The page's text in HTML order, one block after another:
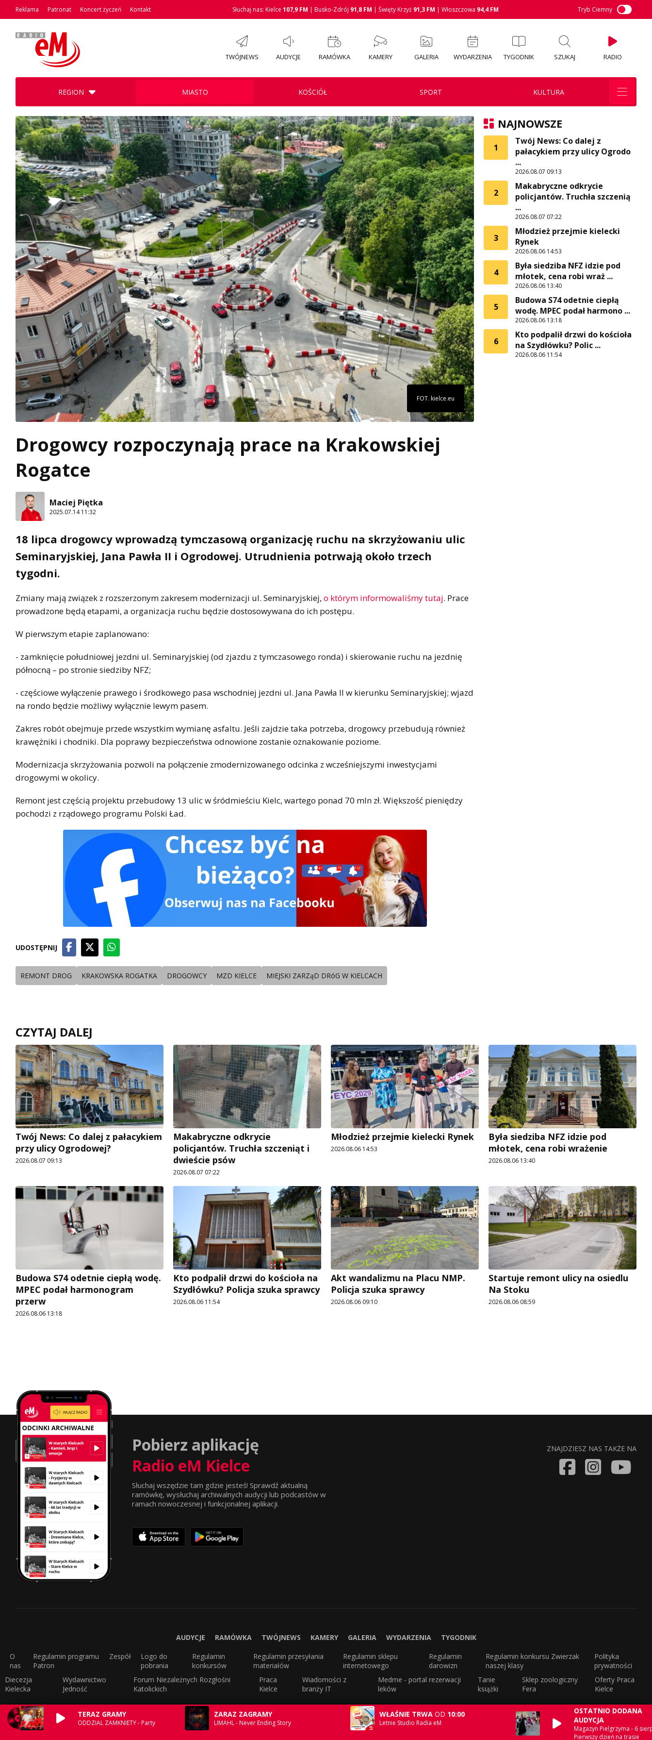
Reklama Patronat Koncert życzeń Kontakt Słuchaj nas: Kielce 107,9 FM | Busko-Zdrój 91,8 FM | Święty Krzyż 91,3 FM | Włoszczowa 94,4 FM Tryb Ciemny
TWÓJNEWS AUDYCJE RAMÓWKA KAMERY GALERIA WYDARZENIA TYGODNIK SZUKAJ RADIO
REGION MIASTO KOŚCIÓŁ SPORT KULTURA
FOT. kielce.eu
Drogowcy rozpoczynają prace na Krakowskiej
Rogatce
Maciej Piętka
2025.07.14 11:32
18 lipca drogowcy wprowadzą tymczasową organizację ruchu na skrzyżowaniu ulic
Seminaryjskiej, Jana Pawła II i Ogrodowej. Utrudnienia potrwają około trzech
tygodni.
Zmiany mają związek z rozszerzonym zakresem modernizacji ul. Seminaryjskiej, o którym informowaliśmy tutaj. Prace
prowadzone będą etapami, a organizacja ruchu będzie dostosowywana do ich postępu.
W pierwszym etapie zaplanowano:
- zamknięcie południowej jezdni ul. Seminaryjskiej (od zjazdu z tymczasowego ronda) i skierowanie ruchu na jezdnię
północną – po stronie siedziby NFZ;
- częściowe wyłączenie prawego i środkowego pasa wschodniej jezdni ul. Jana Pawła II w kierunku Seminaryjskiej; wjazd
na rondo będzie możliwy wyłącznie lewym pasem.
Zakres robót obejmuje przede wszystkim wymianę asfaltu. Jeśli zajdzie taka potrzeba, drogowcy przebudują również
krawężniki i chodniki. Dla poprawy bezpieczeństwa odnowione zostanie oznakowanie poziome.
Modernizacja skrzyżowania pozwoli na połączenie zmodernizowanego odcinka z wcześniejszymi inwestycjami
drogowymi w okolicy.
Remont jest częścią projektu przebudowy 13 ulic w śródmieściu Kielc, wartego ponad 70 mln zł. Większość pieniędzy
pochodzi z rządowego programu Polski Ład.
UDOSTĘPNIJ
REMONT DROG KRAKOWSKA ROGATKA DROGOWCY MZD KIELCE MIEJSKI ZARZąD DRóG W KIELCACH
NAJNOWSZE
1
Twój News: Co dalej z
pałacykiem przy ulicy Ogrodo
...
2026.08.07 09:13
2
Makabryczne odkrycie
policjantów. Truchła szczenią
...
2026.08.07 07:22
3
Młodzież przejmie kielecki
Rynek
2026.08.06 14:53
4
Była siedziba NFZ idzie pod
młotek, cena robi wraż ...
2026.08.06 13:40
5
Budowa S74 odetnie ciepłą
wodę. MPEC podał harmono ...
2026.08.06 13:18
6
Kto podpalił drzwi do kościoła
na Szydłówku? Polic ...
2026.08.06 11:54
CZYTAJ DALEJ
Twój News: Co dalej z pałacykiem
przy ulicy Ogrodowej?
2026.08.07 09:13
Makabryczne odkrycie
policjantów. Truchła szczeniąt i
dwieście psów
2026.08.07 07:22
Młodzież przejmie kielecki Rynek
2026.08.06 14:53
Była siedziba NFZ idzie pod
młotek, cena robi wrażenie
2026.08.06 13:40
Budowa S74 odetnie ciepłą wodę.
MPEC podał harmonogram
przerw
2026.08.06 13:18
Kto podpalił drzwi do kościoła na
Szydłówku? Policja szuka sprawcy
2026.08.06 11:54
Akt wandalizmu na Placu NMP.
Policja szuka sprawcy
2026.08.06 09:10
Startuje remont ulicy na osiedlu
Na Stoku
2026.08.06 08:59
TERAZ GRAMY
ODDZIAL ZAMKNIETY - Party
ZARAZ ZAGRAMY
LIMAHL - Never Ending Story
WŁAŚNIE TRWA OD 10:00
Letnie Studio Radia eM
OSTATNIO DODANA
AUDYCJA
Magazyn Pielgrzyma - 6
Pierwszy dzień na trasie
Pobierz aplikację
Radio eM Kielce
Słuchaj wszędzie tam gdzie jesteś! Sprawdź aktualną
ramówkę, wysłuchaj archiwalnych audycji lub podcastów w
ramach nowoczesnej i funkcjonalnej aplikacji.
ZNAJDZIESZ NAS TAKŻE NA
AUDYCJE RAMÓWKA TWÓJNEWS KAMERY GALERIA WYDARZENIA TYGODNIK
O
nas
Regulamin programu
Patron
Zespół
Logo do
pobrania
Regulamin
konkursów
Regulamin przesyłania
materiałów
Regulamin sklepu
internetowego
Regulamin
darowizn
Regulamin konkursu Zwierzak
naszej klasy
Polityka
prywatności
Diecezja
Kielecka
Wydawnictwo
Jedność
Forum Niezależnych Rozgłośni
Katolickich
Praca
Kielce
Wiadomości z
branży IT
Medme - portal rezerwacji
leków
Tanie
książki
Sklep zoologiczny
Fera
Oferty Praca
Kielce